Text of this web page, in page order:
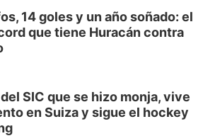
14 goles y un año soñado: el
que tiene Huracán contra
SIC que se hizo monja, vive
en Suiza y sigue el hockey